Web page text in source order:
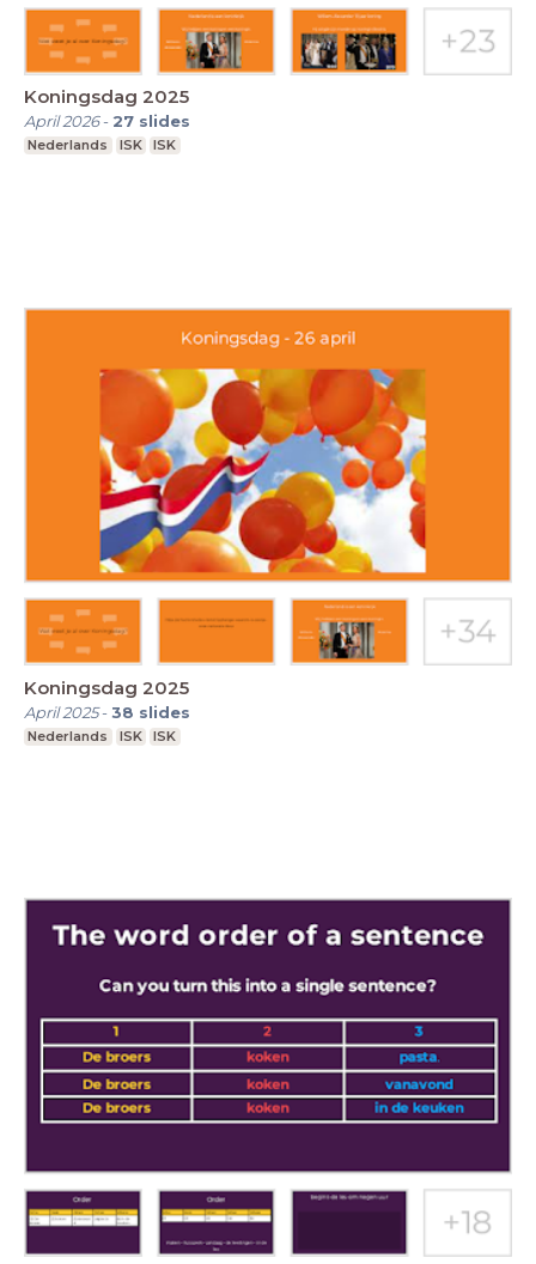
Koningsdag 2025
April 2026- 27 slides
Nederlands ISK ISK
Koningsdag 2025
April 2025-38 slides
Nederlands ISK ISK